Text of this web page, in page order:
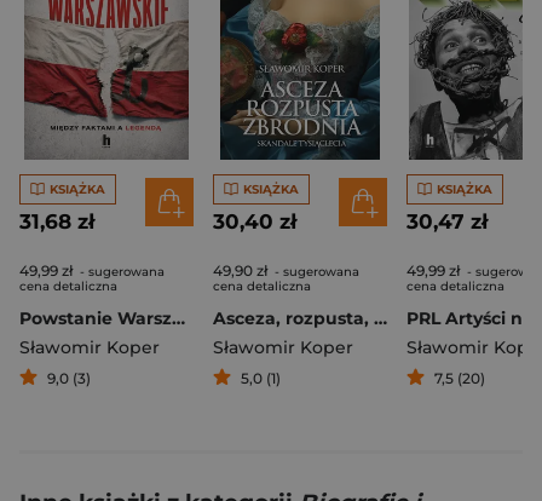
KSIĄŻKA
31,68 zł
49,99 zł - sugerowana
cena detaliczna
Powstanie Warszawskie. Między faktami a legendą
Sławomir Koper
9,0 (3)
KSIĄŻKA
30,40 zł
49,90 zł - sugerowana
cena detaliczna
Asceza, rozpusta, zbrodnia
Sławomir Koper
5,0 (1)
KSIĄŻKA
30,47 zł
49,99 zł -
cena detaliczna
Sławomir
7,5 (20)